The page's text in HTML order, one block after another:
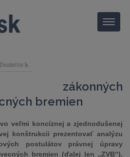
Menu
zákonných
bremien
veľmi koncíznej a zjednodušenej
konštrukcii prezentovať analýzu
postulátov právnej úpravy
bremien (ďalej len „ZVB“),